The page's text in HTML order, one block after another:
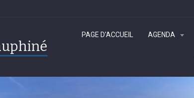
PAGE D'ACCUEIL AGENDA